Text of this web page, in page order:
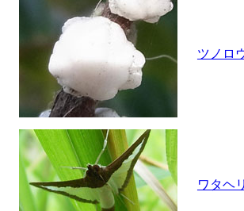
ツノロ
ワタヘ